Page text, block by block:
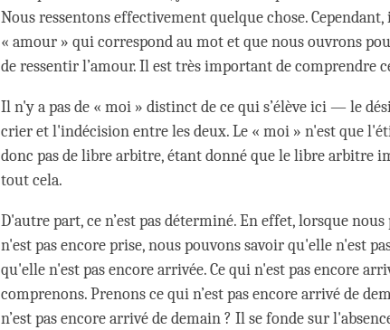
Nous ressentons effectivement quelque chose.
« amour » qui correspond au mot et que nous ouvrons
de ressentir l’amour. Il est très important de comprendre
Il n'y a pas de « moi » distinct de ce qui s’élève ici — le
crier et l'indécision entre les deux. Le « moi » n'est que
donc pas de libre arbitre, étant donné que le libre arbitre
tout cela.
D'autre part, ce n’est pas déterminé. En effet, lorsque
n'est pas encore prise, nous pouvons savoir qu'elle n'est
qu'elle n'est pas encore arrivée. Ce qui n'est pas encore
comprenons. Prenons ce qui n’est pas encore arrivé de
n’est pas encore arrivé de demain ? Il se fonde sur